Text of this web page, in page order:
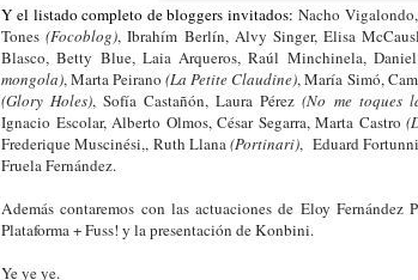
Y el listado completo de bloggers invitados:Nacho
Tones(Focoblog),Ibrahím Berlín, Alvy Singer,Elisa
Blasco,Betty Blue, Laia Arqueros, Raúl Minchinela,
mongola), Marta Peirano(La Petite Claudine), María Simó,
(Glory Holes),Sofía Castañón, Laura Pérez(No me toques
Ignacio Escolar, Alberto Olmos, César Segarra, Marta Castro
Frederique Muscinési,, Ruth Llana(Portinari), Eduard Fortunni
Fruela Fernández.
Además contaremos con las actuaciones de Eloy Fernández
Plataforma + Fuss! y la presentación de Konbini.
Ye ye ye.